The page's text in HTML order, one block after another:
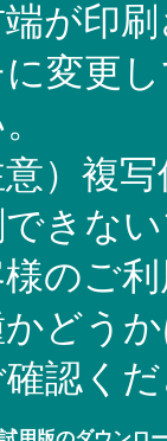
が印
変更
）複
できな
のご
どう
確認く